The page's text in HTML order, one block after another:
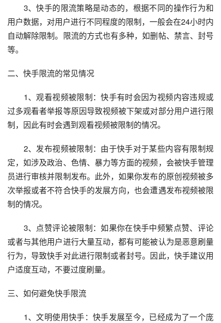
3、快手的限流策略是动态的，根据不同的操作行为和
用户数据，对用户进行不同程度的限制，一般会在24小时内
自动解除限制。限流的方式也有多种，如删帖、禁言、封号
等。
二、快手限流的常见情况
1、观看视频被限制：快手有时会因为视频内容违规或
过多观看者举报等原因导致视频被下架或对部分用户进行限
制，因此有时会遇到观看视频被限制的情况。
2、发布视频被限制：由于快手对于某些内容有限制规
定，如涉及政治、色情、暴力等方面的视频，会被快手管理
员进行审核并限制发布。此外，如果你发布的原创视频被多
次举报或者不符合快手的发展方向，也会遭遇发布视频被限
制的情况。
3、点赞评论被限制：如果你在快手中频繁点赞、评论
或者与其他用户进行大量互动，都有可能被认为是恶意刷量
行为，导致快手对此进行限制或者封号。因此，快手建议用
户适度互动，不要过度刷量。
三、如何避免快手限流
1、文明使用快手：快手发展至今，已经成为了一个庞